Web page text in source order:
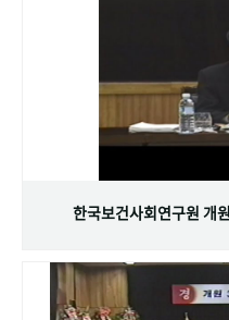
한국보건사회연구원 개